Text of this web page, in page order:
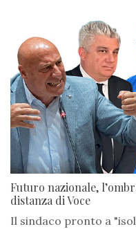
Futuro nazionale,
distanza di Voce
Il sindaco pronto a